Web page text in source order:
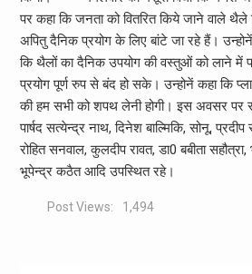
पर कहा कि जनता को वितरित किये जाने वाले थैले
अपितु दैनिक प्रयोग के लिए बांटे जा रहे हैं।
कि थैलों का दैनिक उपयोग की वस्तुओं को लाने में
प्रयोग पूर्ण रुप से बंद हो सके। उन्होनें कहा कि
की हम सभी को शपथ लेनी होगी। इस अवसर पर
पार्षद सत्येन्द्र नाथ, दिनेश बाल्मिकि, सोनू,
रोहित सनवाल, कुलदीप रावत, डा0 बबीता सहौत्रा,
भूपेन्द्र कठैत आदि उपस्थित रहे।
Post Views: 1,494